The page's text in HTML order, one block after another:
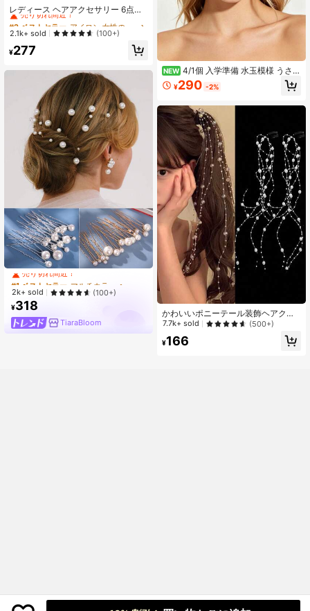
レディース ヘアアクセサリー 6点セ
ット、ブルーメッシュフラワー ヘア
クリップ、かわいいエレガントなフ
ローラル フリンジクリップ、多用途
サイドクリップ、優雅で幻想的なス
タイル、精巧な高級桜サイドクリッ
売り切れ間近！
#2 ベストセラー
売り切れ間近！
#2 ベストセラー
売り切れ間近！
#2 ベストセラー
アイロン 女性のヘアアクセサリー
売り切れ間近！
2.1k+ sold (100+)
¥277
#1 ベストセラー
マルチカラー ヘアコーム
売り切れ間近！
#1 ベストセラー
売り切れ間近！
#1 ベストセラー
売り切れ間近！
#1 ベストセラー
売り切れ間近！
2k+ sold (100+)
¥318
TiaraBloom
NEW 4/1個 入学準備 水玉模様 うさ耳
ヘアバンドセット、ワイドノットヘ
アバンド、伸縮性リボンヘアタイ、
秋/冬バケーションスタイル、彼女へ
のギフト
¥290 -2%
かわいいポニーテール装飾ヘアクリ
ップ(虹色ビーズ/純白ビーズヘアチェ
アコーム、編み込みタッセルマジッ
7.7k+ sold (500+)
¥166